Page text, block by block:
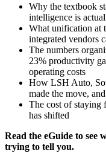
Why the textbook
intelligence is
What unification at
integrated vendors
The numbers
23% productivity
operating costs
How LSH Auto,
made the move,
The cost of staying
has shifted
Read the eGuide to see
trying to tell you.